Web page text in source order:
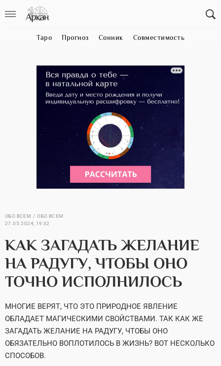
Таро Прогноз Сонник Совместимость
ОБО ВСЕМ
ОБО ВСЕМ
27.05.2024, 19:32
КАК ЗАГАДАТЬ ЖЕЛАНИЕ
НА РАДУГУ, ЧТОБЫ ОНО
ТОЧНО ИСПОЛНИЛОСЬ
МНОГИЕ ВЕРЯТ, ЧТО ЭТО ПРИРОДНОЕ ЯВЛЕНИЕ
ОБЛАДАЕТ МАГИЧЕСКИМИ СВОЙСТВАМИ. ТАК КАК ЖЕ
ЗАГАДАТЬ ЖЕЛАНИЕ НА РАДУГУ, ЧТОБЫ ОНО
ОБЯЗАТЕЛЬНО ВОПЛОТИЛОСЬ В ЖИЗНЬ? ВОТ НЕСКОЛЬКО
СПОСОБОВ.